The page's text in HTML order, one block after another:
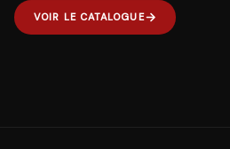
VOIR LE CATALOGUE